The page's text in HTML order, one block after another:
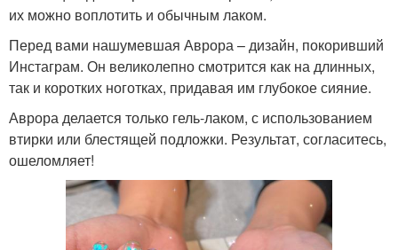
их можно воплотить и обычным лаком.
Перед вами нашумевшая Аврора – дизайн, покоривший
Инстаграм. Он великолепно смотрится как на длинных,
так и коротких ноготках, придавая им глубокое сияние.
Аврора делается только гель-лаком, с использованием
втирки или блестящей подложки. Результат, согласитесь,
ошеломляет!